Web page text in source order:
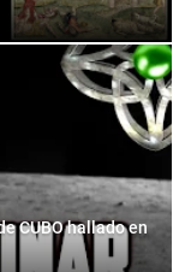
CUBO hallado en